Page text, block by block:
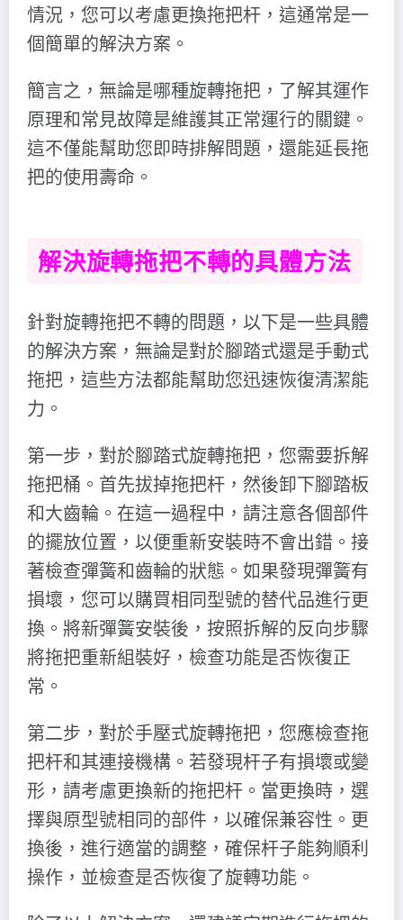
情況，您可以考慮更換拖把杆，這通常是一
個簡單的解決方案。
簡言之，無論是哪種旋轉拖把，了解其運作
原理和常見故障是維護其正常運行的關鍵。
這不僅能幫助您即時排解問題，還能延長拖
把的使用壽命。
解決旋轉拖把不轉的具體方法
針對旋轉拖把不轉的問題，以下是一些具體
的解決方案，無論是對於腳踏式還是手動式
拖把，這些方法都能幫助您迅速恢復清潔能
力。
第一步，對於腳踏式旋轉拖把，您需要拆解
拖把桶。首先拔掉拖把杆，然後卸下腳踏板
和大齒輪。在這一過程中，請注意各個部件
的擺放位置，以便重新安裝時不會出錯。接
著檢查彈簧和齒輪的狀態。如果發現彈簧有
損壞，您可以購買相同型號的替代品進行更
換。將新彈簧安裝後，按照拆解的反向步驟
將拖把重新組裝好，檢查功能是否恢復正
常。
第二步，對於手壓式旋轉拖把，您應檢查拖
把杆和其連接機構。若發現杆子有損壞或變
形，請考慮更換新的拖把杆。當更換時，選
擇與原型號相同的部件，以確保兼容性。更
換後，進行適當的調整，確保杆子能夠順利
操作，並檢查是否恢復了旋轉功能。